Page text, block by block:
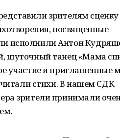
зрителям
посвященные
исполнили Антон
шуточный танец «Мама
участие и приглашенные
читали стихи. В нашем СДК
зрители принимали